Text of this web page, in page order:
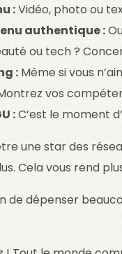
:Vidéo, photo ou
authentique :
ou tech ?
:Même si vous
vos
:C’est le moment
une star des
Cela vous rend
de dépenser